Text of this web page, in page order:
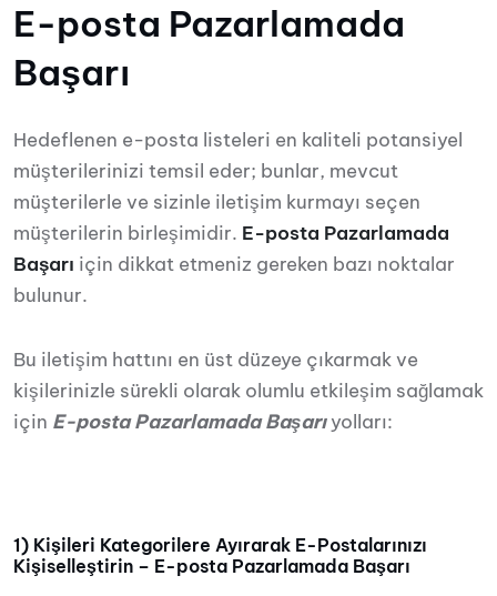
E-posta Pazarlamada
Başarı
Hedeflenen e-posta listeleri en kaliteli potansiyel
müşterilerinizi temsil eder; bunlar, mevcut
müşterilerle ve sizinle iletişim kurmayı seçen
müşterilerin birleşimidir. E-posta Pazarlamada
Başarı için dikkat etmeniz gereken bazı noktalar
bulunur.
Bu iletişim hattını en üst düzeye çıkarmak ve
kişilerinizle sürekli olarak olumlu etkileşim sağlamak
için E-posta Pazarlamada Başarıyolları:
1) Kişileri Kategorilere Ayırarak E-Postalarınızı
Kişiselleştirin – E-posta Pazarlamada Başarı